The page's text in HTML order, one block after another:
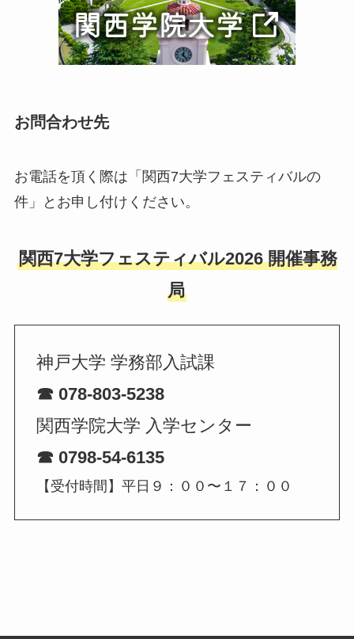
お問合わせ先
お電話を頂く際は「関西7大学フェスティバルの
件」とお申し付けください。
関西7大学フェスティバル2026 開催事務
局
神戸大学 学務部入試課
☎︎ 078-803-5238
関西学院大学 入学センター
☎︎ 0798-54-6135
【受付時間】平日９：００〜１７：００